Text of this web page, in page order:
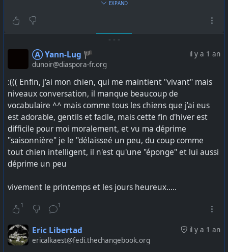
Depuis le 8 janvier, chaque réveil se fait dans l’angoisse
des nouvelles informations. Combien de morts et de
blessés ? Le bilan s’alourdit de jour en jour autour du
barrage de Tichrine, enjeu stratégique et pourvoyeur en
électricité de la région, ciblé par la Turquie.
source et suite :
https://cqfd-journal.org/Kobane-sous-
les-bombes-turques
#kobane #rojava
EXPAND
- - -
il y a 1 an
Ⓐ Yann-Lug 🏴
dunoir@diaspora-fr.org
:((( Enfin, j'ai mon chien, qui me maintient "vivant" mais
niveaux conversation, il manque beaucoup de
vocabulaire ^^ mais comme tous les chiens que j'ai eus
est adorable, gentils et facile, mais cette fin d'hiver est
difficile pour moi moralement, et vu ma déprime
"saisonnière" je le "délaisseé un peu, du coup comme
tout chien intelligent, il n'est qu'une "éponge" et lui aussi
déprime un peu
vivement le printemps et les jours heureux.....
1 1
il y a 1 an
Eric Libertad
ericalkaest@fedi.thechangebook.org